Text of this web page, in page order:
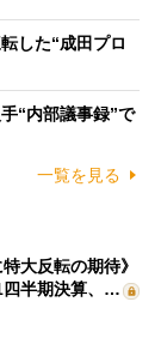
した“成田プロ
“内部議事録”で
一覧を見る
大反転の期待》
四半期決算、…